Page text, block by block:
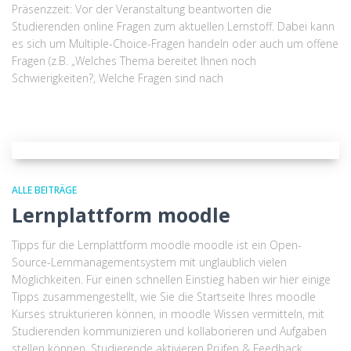
Präsenzzeit: Vor der Veranstaltung beantworten die
Studierenden online Fragen zum aktuellen Lernstoff. Dabei kann
es sich um Multiple-Choice-Fragen handeln oder auch um offene
Fragen (z.B. „Welches Thema bereitet Ihnen noch
Schwierigkeiten?, Welche Fragen sind nach
ALLE BEITRÄGE
Lernplattform moodle
Tipps für die Lernplattform moodle moodle ist ein Open-
Source-Lernmanagementsystem mit unglaublich vielen
Möglichkeiten. Für einen schnellen Einstieg haben wir hier einige
Tipps zusammengestellt, wie Sie die Startseite Ihres moodle
Kurses strukturieren können, in moodle Wissen vermitteln, mit
Studierenden kommunizieren und kollaborieren und Aufgaben